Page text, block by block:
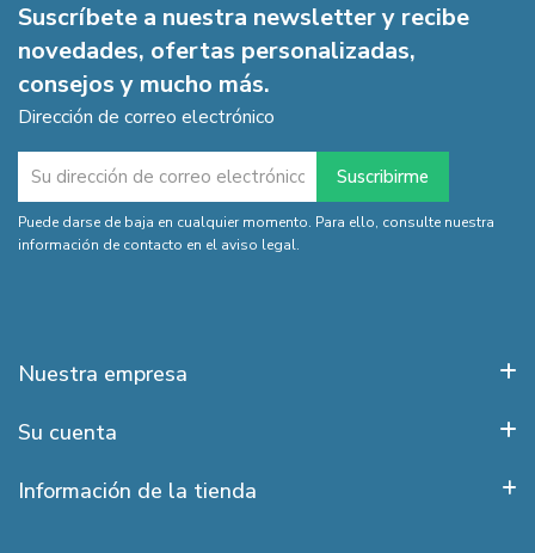
Suscríbete a nuestra newsletter y recibe
novedades, ofertas personalizadas,
consejos y mucho más.
Dirección de correo electrónico
Puede darse de baja en cualquier momento. Para ello, consulte nuestra
información de contacto en el aviso legal.
Nuestra empresa
Su cuenta
Información de la tienda